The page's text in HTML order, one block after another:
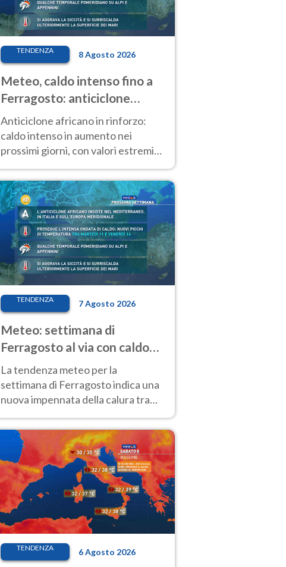
TENDENZA 8 Agosto 2026
Meteo, caldo intenso fino a
Ferragosto: anticiclone
africano ancora
protagonista
Anticiclone africano in rinforzo:
caldo intenso in aumento nei
prossimi giorni, con valori estremi
d’Italia
TENDENZA 7 Agosto 2026
Meteo: settimana di
Ferragosto al via con caldo
intenso e qualche temporale
La tendenza meteo per la
settimana di Ferragosto indica una
nuova impennata della calura tra
anche al Nord.
TENDENZA 6 Agosto 2026